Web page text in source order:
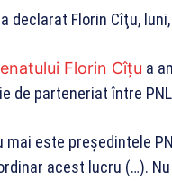
declarat Florin Cîţu,
Florin Cîțu a
de parteneriat între
mai este preşedintele
acest lucru (…).